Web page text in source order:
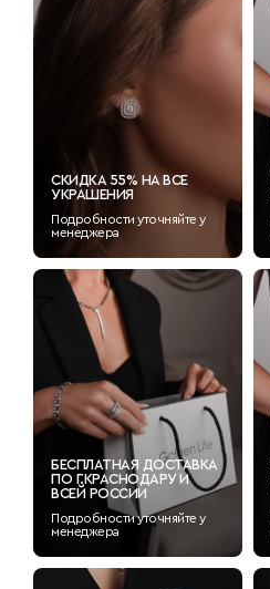
СКИДКА 55% НА ВСЕ
УКРАШЕНИЯ
Подробности уточняйте у
менеджера
БЕСПЛАТНАЯ ДОСТАВКА
ПО Г.КРАСНОДАРУ И
ВСЕЙ РОССИИ
Подробности уточняйте у
менеджера